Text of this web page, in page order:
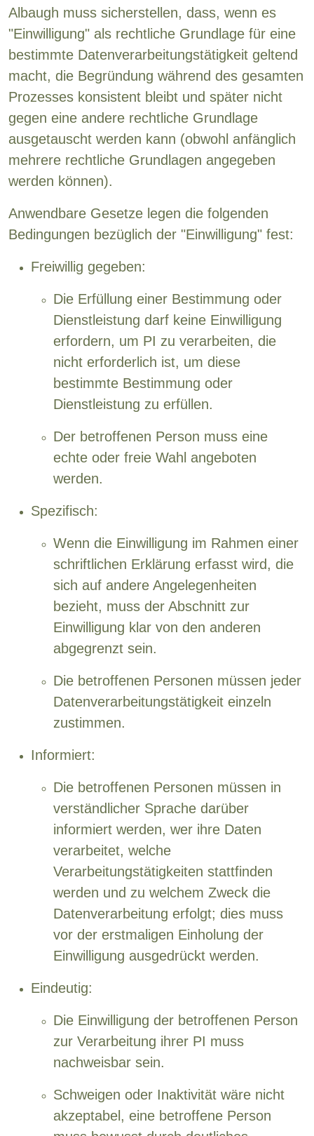
Albaugh muss sicherstellen, dass, wenn es
"Einwilligung" als rechtliche Grundlage für eine
bestimmte Datenverarbeitungstätigkeit geltend
macht, die Begründung während des gesamten
Prozesses konsistent bleibt und später nicht
gegen eine andere rechtliche Grundlage
ausgetauscht werden kann (obwohl anfänglich
mehrere rechtliche Grundlagen angegeben
werden können).
Anwendbare Gesetze legen die folgenden
Bedingungen bezüglich der "Einwilligung" fest:
Freiwillig gegeben:
Die Erfüllung einer Bestimmung oder
Dienstleistung darf keine Einwilligung
erfordern, um PI zu verarbeiten, die
nicht erforderlich ist, um diese
bestimmte Bestimmung oder
Dienstleistung zu erfüllen.
Der betroffenen Person muss eine
echte oder freie Wahl angeboten
werden.
Spezifisch:
Wenn die Einwilligung im Rahmen einer
schriftlichen Erklärung erfasst wird, die
sich auf andere Angelegenheiten
bezieht, muss der Abschnitt zur
Einwilligung klar von den anderen
abgegrenzt sein.
Die betroffenen Personen müssen jeder
Datenverarbeitungstätigkeit einzeln
zustimmen.
Informiert:
Die betroffenen Personen müssen in
verständlicher Sprache darüber
informiert werden, wer ihre Daten
verarbeitet, welche
Verarbeitungstätigkeiten stattfinden
werden und zu welchem Zweck die
Datenverarbeitung erfolgt; dies muss
vor der erstmaligen Einholung der
Einwilligung ausgedrückt werden.
Eindeutig:
Die Einwilligung der betroffenen Person
zur Verarbeitung ihrer PI muss
nachweisbar sein.
Schweigen oder Inaktivität wäre nicht
akzeptabel, eine betroffene Person